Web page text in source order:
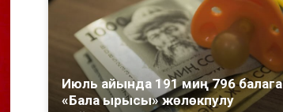
Июль айында 191 миң 796 балага
«Бала ырысы» жөлөкпулу